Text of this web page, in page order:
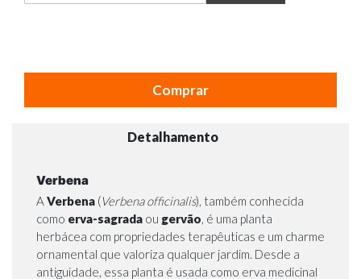
Comprar
Detalhamento
Verbena
A Verbena (Verbena officinalis), também conhecida
como erva-sagrada ou gervão, é uma planta
herbácea com propriedades terapêuticas e um charme
ornamental que valoriza qualquer jardim. Desde a
antiguidade, essa planta é usada como erva medicinal